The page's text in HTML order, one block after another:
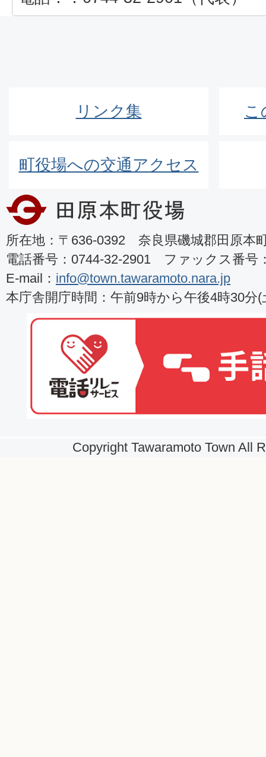
リンク集 こ
町役場への交通アクセス
所在地：〒636-0392 奈良県磯城郡田原本
電話番号：0744-32-2901 ファックス番号
E-mail： info@town.tawaramoto.nara.jp
本庁舎開庁時間：午前9時から午後4時30分
Copyright Tawaramoto Town All